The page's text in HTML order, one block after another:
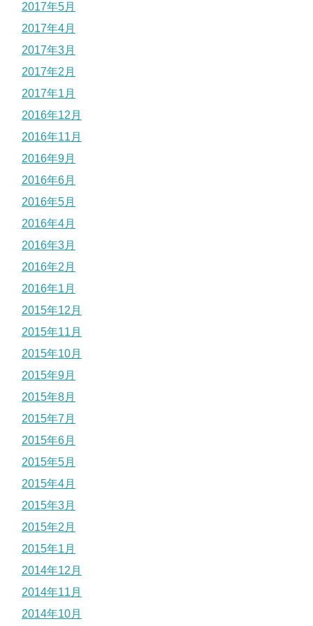
2017年5月
2017年4月
2017年3月
2017年2月
2017年1月
2016年12月
2016年11月
2016年9月
2016年6月
2016年5月
2016年4月
2016年3月
2016年2月
2016年1月
2015年12月
2015年11月
2015年10月
2015年9月
2015年8月
2015年7月
2015年6月
2015年5月
2015年4月
2015年3月
2015年2月
2015年1月
2014年12月
2014年11月
2014年10月